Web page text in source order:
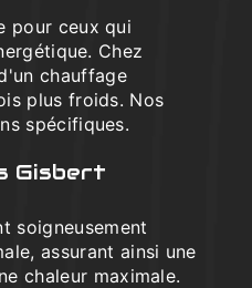
pour ceux qui
Chez
chauffage
plus froids. Nos
spécifiques.
Gisbert
soigneusement
assurant ainsi une
chaleur maximale.